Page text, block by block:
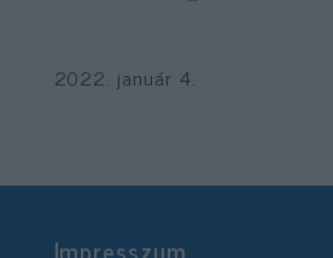
2022. január 4.